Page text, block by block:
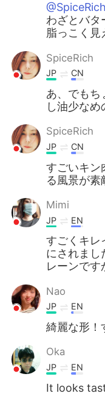
@SpiceRich
わざとバタ
脂っこく見
SpiceRich
JP CN
あ、でもち
し油少なめ
SpiceRich
JP CN
すごいキン
る風景が素
Mimi
JP EN
すごくキレ
にされまし
レーンです
Nao
JP EN
綺麗な形！
Oka
JP EN
It looks